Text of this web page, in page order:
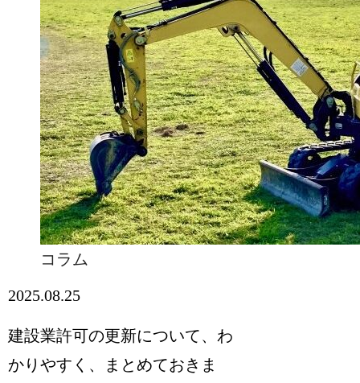
コラム
2025.08.25
建設業許可の更新について、わ
かりやすく、まとめておきま